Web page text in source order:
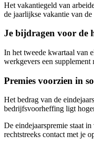
Het vakantiegeld van
de jaarlijkse vakantie van de
Je bijdragen voor de
In het tweede kwartaal van
werkgevers een
Premies voorzien in
Het bedrag van de
bedrijfsvoorheffing ligt
De eindejaarspremie staat
rechtstreeks contact met je